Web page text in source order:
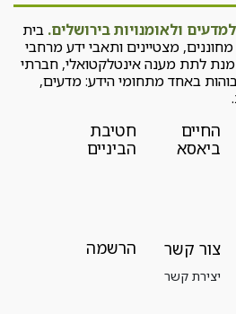
ולאומנויות בירושלים. בית
מחוננים, מצטיינים ותאבי ידע מרחבי
לתת מענה אינטלקטואלי, חברתי
באחד מתחומי הידע: מדעים,
החיים
ביאסא
חטיבת
הביניים
צור קשר
יצירת קשר
הרשמה